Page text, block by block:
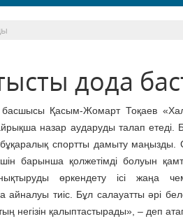
дода
Қасым-Жомарт Тоқаев
назар аударуды талап етеді.
спортты дамыту
барынша қолжетімді болуын
өркендету ісі жаңа
айналуы тиіс. Бұл салауатты әрі
негізін қалыптастырады», – деп